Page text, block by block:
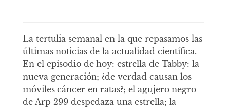
La tertulia semanal en la que repasamos las
últimas noticias de la actualidad científica.
En el episodio de hoy: estrella de Tabby: la
nueva generación; ¿de verdad causan los
móviles cáncer en ratas?; el agujero negro
de Arp 299 despedaza una estrella; la